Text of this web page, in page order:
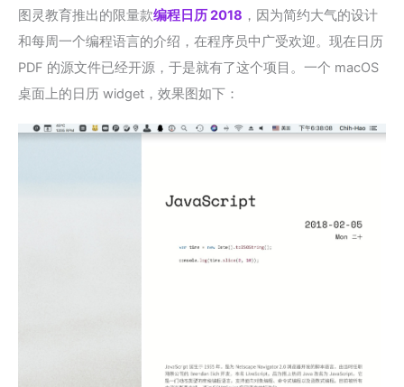
图灵教育推出的限量款编程日历 2018 ，因为简约大气的设计
和每周一个编程语言的介绍，在程序员中广受欢迎。现在日历
PDF 的源文件已经开源，于是就有了这个项目。一个 macOS
桌面上的日历 widget，效果图如下：